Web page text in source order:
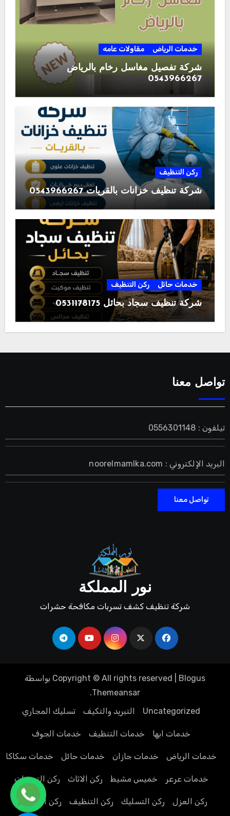
خدمات الرياض مقاولات عامه
شركة تفصيل مغاسل رخام بالرياض
0543966267
ركن التنظيف
شركة تنظيف خزانات بالقريات 0543966267
خدمات حائل ركن التنظيف
شركة تنظيف سجاد بحائل 0531178175
تواصل معنا
تيلفون : 0556301148
البريد الإلكتروني : noorelmamlka.com
تواصل معنا
نور المملكة
شركة تنظيف كشف تسربات مكافحة حشرات
Copyright © All rights reserved Blogus
بواسطة
Themeansar
.
Uncategorized
التبريد والتكيف تسليك المجاري
خدمات ابها خدمات التنظيف خدمات الجوف
خدمات الرياض خدمات جازان خدمات حائل خدمات سكاكا
خدمات عرعر خميس مشيط ركن الاثاث ركن التسربات
ركن العزل ركن التسليك ركن التنظيف ركن الحشرات